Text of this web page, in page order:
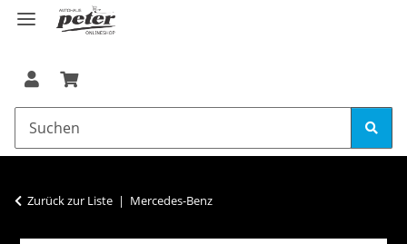
Zurück zur Liste Mercedes-Benz